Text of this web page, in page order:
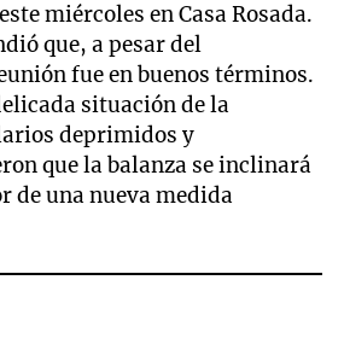
miércoles en Casa Rosada.
que, a pesar del
fue en buenos términos.
situación de la
deprimidos y
que la balanza se inclinará
de una nueva medida